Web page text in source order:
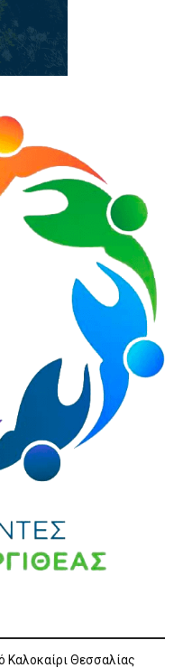
Καλοκαίρι Θεσσαλίας